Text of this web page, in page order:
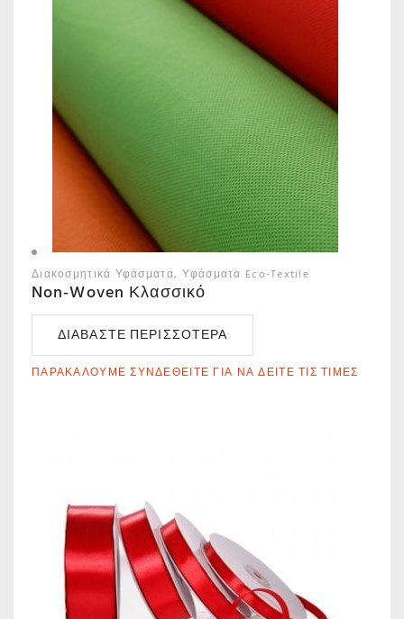
Διακοσμητικά Υφάσματα Υφάσματα Eco-Textile
Non-Woven Κλασσικό
ΔΙΑΒΆΣΤΕ ΠΕΡΙΣΣΌΤΕΡΑ
ΠΑΡΑΚΑΛΟΎΜΕ ΣΥΝΔΕΘΕΊΤΕ ΓΙΑ ΝΑ ΔΕΊΤΕ ΤΙΣ ΤΙΜΈΣ